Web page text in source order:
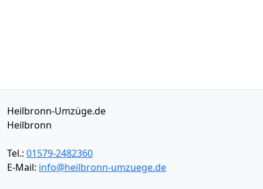
Heilbronn-Umzüge.de
Heilbronn
Tel.: 01579-2482360
E-Mail: info@heilbronn-umzuege.de